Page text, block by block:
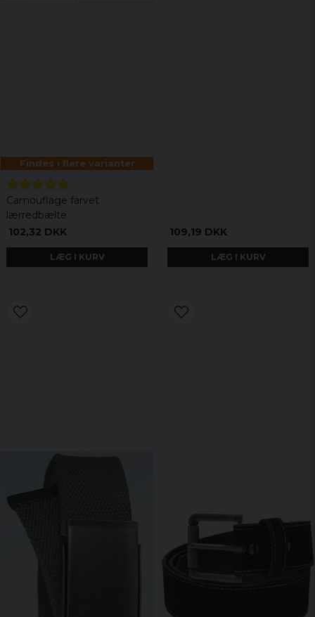
Findes i flere varianter
Camouflage farvet
lærredbælte
102,32 DKK
LÆG I KURV
109,19 DKK
LÆG I KURV